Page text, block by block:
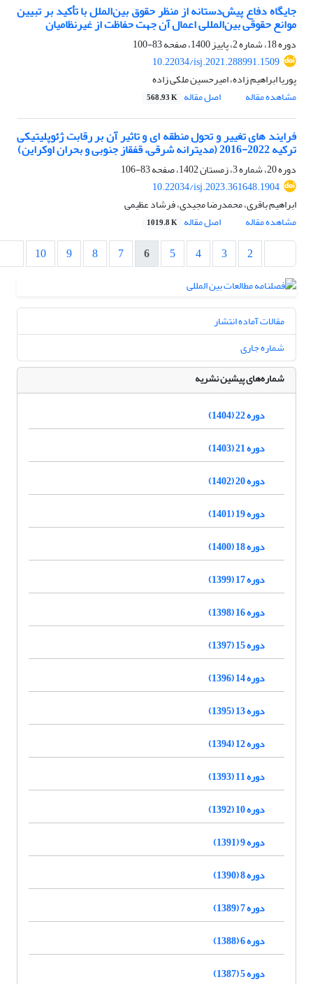
جایگاه دفاع پیش‌دستانه از منظر حقوق بین‌الملل با تأکید بر تبیین
موانع حقوقی بین‌المللی اعمال آن جهت حفاظت از غیرنظامیان
دوره 18، شماره 2، پاییز 1400، صفحه
83-100
10.22034/isj.2021.288991.1509
پوریا ابراهیم زاده، امیرحسین ملکی زاده
مشاهده مقاله
اصل مقاله 568.93 K
فرایند های تغییر و تحول منطقه ای و تاثیر آن بر رقابت ژئوپلیتیکی
ترکیه 2022-2016 (مدیترانه شرقی، قفقاز جنوبی و بحران اوکراین)
دوره 20، شماره 3، زمستان 1402، صفحه
83-106
10.22034/isj.2023.361648.1904
ابراهیم باقری، محمدرضا مجیدی، فرشاد عظیمی
مشاهده مقاله
اصل مقاله 1019.8 K
2
3
4
5
6
7
8
9
10
مقالات آماده انتشار
شماره جاری
شماره‌های پیشین نشریه
دوره 22 (1404)
دوره 21 (1403)
دوره 20 (1402)
دوره 19 (1401)
دوره 18 (1400)
دوره 17 (1399)
دوره 16 (1398)
دوره 15 (1397)
دوره 14 (1396)
دوره 13 (1395)
دوره 12 (1394)
دوره 11 (1393)
دوره 10 (1392)
دوره 9 (1391)
دوره 8 (1390)
دوره 7 (1389)
دوره 6 (1388)
دوره 5 (1387)